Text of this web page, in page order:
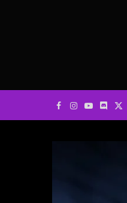
Facebook
Instagram
YouTube
Discord
X